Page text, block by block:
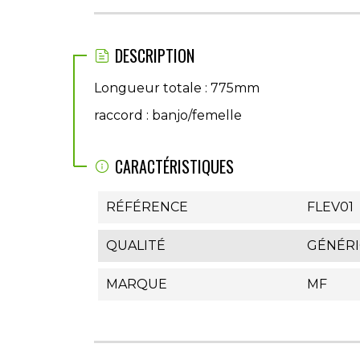
DESCRIPTION
Longueur totale : 775mm
raccord : banjo/femelle
CARACTÉRISTIQUES
RÉFÉRENCE FLEV01
QUALITÉ
MARQUE MF